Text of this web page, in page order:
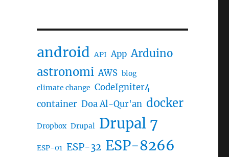
android API App Arduino
astronomi AWS blog
climate change CodeIgniter4
container Doa Al-Qur'an docker
Dropbox Drupal Drupal 7
ESP-01 ESP-32 ESP-8266